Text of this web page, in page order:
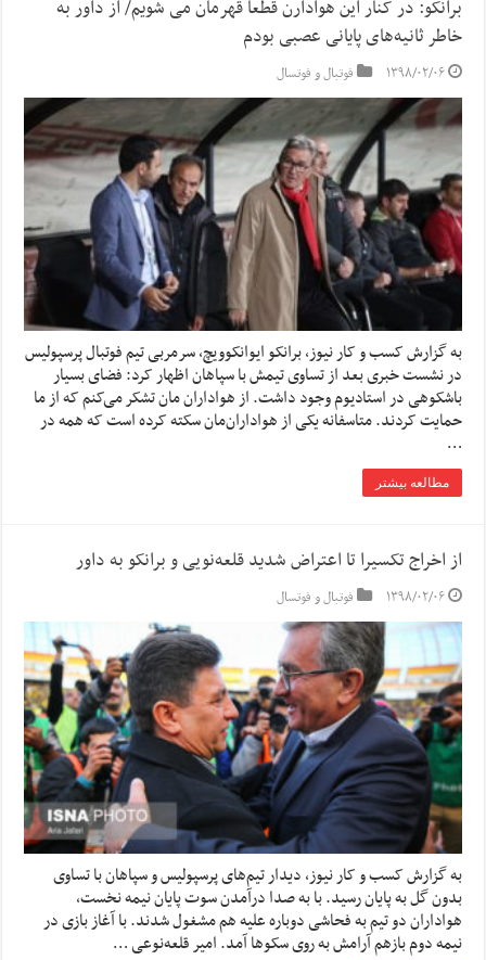
برانکو: در کنار این هوادارن قطعا قهرمان می شویم/ از داور به
خاطر ثانیه‌های پایانی عصبی بودم
۱۳۹۸/۰۲/۰۶ فوتبال و فوتسال
به گزارش کسب و کار نیوز، برانکو ایوانکوویچ، سرمربی تیم فوتبال پرسپولیس
در نشست خبری بعد از تساوی تیمش با سپاهان اظهار کرد: فضای بسیار
باشکوهی در استادیوم وجود داشت. از هواداران مان تشکر می‌کنم که از ما
حمایت کردند. متاسفانه یکی از هواداران‌مان سکته کرده است که همه در
…
مطالعه بیشتر
از اخراج تکسیرا تا اعتراض شدید قلعه‌نویی و برانکو به داور
۱۳۹۸/۰۲/۰۶ فوتبال و فوتسال
به گزارش کسب و کار نیوز، دیدار تیم‌های پرسپولیس و سپاهان با تساوی
بدون گل به پایان رسید. با به صدا درآمدن سوت پایان نیمه نخست،
هواداران دو تیم به فحاشی دوباره علیه هم مشغول شدند. با آغاز بازی در
نیمه دوم بازهم آرامش به روی سکوها آمد. امیر قلعه‌نوعی …